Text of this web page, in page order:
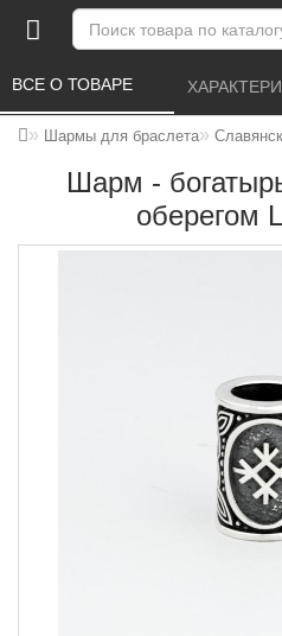
Шармы для браслета
Шарм -
оберегом
ВСЕ О ТОВАРЕ